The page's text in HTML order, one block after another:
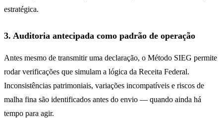
estratégica.
3. Auditoria antecipada como padrão de operação
Antes mesmo de transmitir uma declaração, o Método SIEG permite
rodar verificações que simulam a lógica da Receita Federal.
Inconsistências patrimoniais, variações incompatíveis e riscos de
malha fina são identificados antes do envio — quando ainda há
tempo para agir.